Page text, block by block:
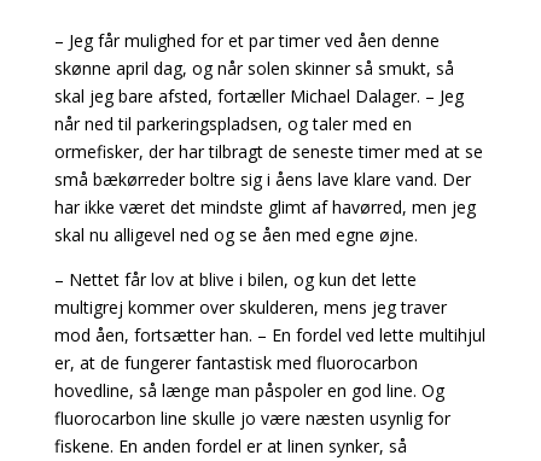
– Jeg får mulighed for et par timer ved åen denne
skønne april dag, og når solen skinner så smukt, så
skal jeg bare afsted, fortæller Michael Dalager. – Jeg
når ned til parkeringspladsen, og taler med en
ormefisker, der har tilbragt de seneste timer med at se
små bækørreder boltre sig i åens lave klare vand. Der
har ikke været det mindste glimt af havørred, men jeg
skal nu alligevel ned og se åen med egne øjne.
– Nettet får lov at blive i bilen, og kun det lette
multigrej kommer over skulderen, mens jeg traver
mod åen, fortsætter han. – En fordel ved lette multihjul
er, at de fungerer fantastisk med fluorocarbon
hovedline, så længe man påspoler en god line. Og
fluorocarbon line skulle jo være næsten usynlig for
fiskene. En anden fordel er at linen synker, så